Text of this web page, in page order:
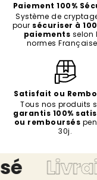
Paiement 100%
Système de
pour sécuriser à
paiements selon
normes
Satisfait ou
Tous nos produits
garantis 100%
ou remboursés
30j.